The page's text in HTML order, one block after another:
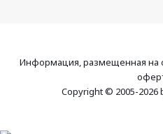
Информация, размещенная на
Copyright © 2005-2026